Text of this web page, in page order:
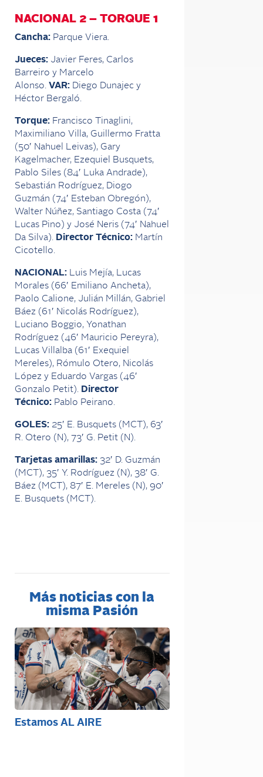
NACIONAL 2 – TORQUE 1
Cancha: Parque Viera.
Jueces: Javier Feres, Carlos
Barreiro y Marcelo
Alonso. VAR: Diego Dunajec y
Héctor Bergaló.
Torque: Francisco Tinaglini,
Maximiliano Villa, Guillermo Fratta
(50′ Nahuel Leivas), Gary
Kagelmacher, Ezequiel Busquets,
Pablo Siles (84′ Luka Andrade),
Sebastián Rodríguez, Diogo
Guzmán (74′ Esteban Obregón),
Walter Núñez, Santiago Costa (74′
Lucas Pino) y José Neris (74′ Nahuel
Da Silva). Director Técnico: Martín
Cicotello.
NACIONAL: Luis Mejía, Lucas
Morales (66′ Emiliano Ancheta),
Paolo Calione, Julián Millán, Gabriel
Báez (61′ Nicolás Rodríguez),
Luciano Boggio, Yonathan
Rodríguez (46′ Mauricio Pereyra),
Lucas Villalba (61′ Exequiel
Mereles), Rómulo Otero, Nicolás
López y Eduardo Vargas (46′
Gonzalo Petit). Director
Técnico: Pablo Peirano.
GOLES: 25′ E. Busquets (MCT), 63′
R. Otero (N), 73′ G. Petit (N).
Tarjetas amarillas: 32′ D. Guzmán
(MCT), 35′ Y. Rodríguez (N), 38′ G.
Báez (MCT), 87′ E. Mereles (N), 90′
E. Busquets (MCT).
Más noticias con la
misma Pasión
Estamos AL AIRE